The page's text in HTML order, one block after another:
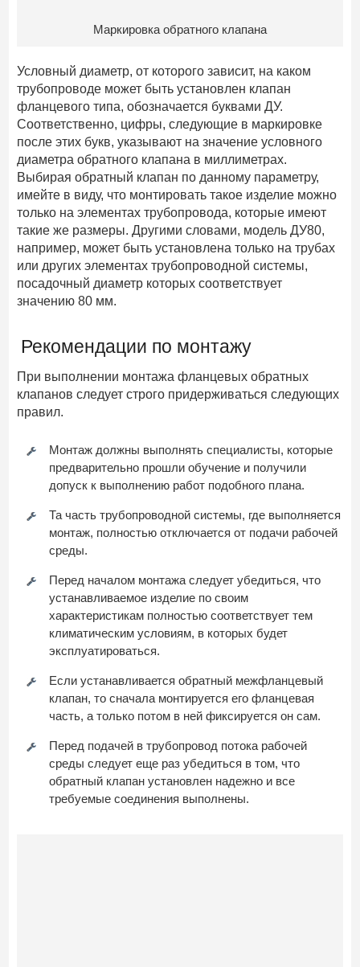
Маркировка обратного клапана
Условный диаметр, от которого зависит, на каком
трубопроводе может быть установлен клапан
фланцевого типа, обозначается буквами ДУ.
Соответственно, цифры, следующие в маркировке
после этих букв, указывают на значение условного
диаметра обратного клапана в миллиметрах.
Выбирая обратный клапан по данному параметру,
имейте в виду, что монтировать такое изделие можно
только на элементах трубопровода, которые имеют
такие же размеры. Другими словами, модель ДУ80,
например, может быть установлена только на трубах
или других элементах трубопроводной системы,
посадочный диаметр которых соответствует
значению 80 мм.
Рекомендации по монтажу
При выполнении монтажа фланцевых обратных
клапанов следует строго придерживаться следующих
правил.
Монтаж должны выполнять специалисты, которые
предварительно прошли обучение и получили
допуск к выполнению работ подобного плана.
Та часть трубопроводной системы, где выполняется
монтаж, полностью отключается от подачи рабочей
среды.
Перед началом монтажа следует убедиться, что
устанавливаемое изделие по своим
характеристикам полностью соответствует тем
климатическим условиям, в которых будет
эксплуатироваться.
Если устанавливается обратный межфланцевый
клапан, то сначала монтируется его фланцевая
часть, а только потом в ней фиксируется он сам.
Перед подачей в трубопровод потока рабочей
среды следует еще раз убедиться в том, что
обратный клапан установлен надежно и все
требуемые соединения выполнены.